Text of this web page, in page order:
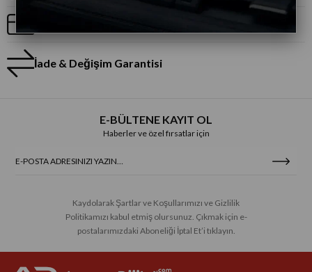
İade & Değişim Garantisi
E-BÜLTENE KAYIT OL
Haberler ve özel fırsatlar için
Kaydolarak Şartlar ve Koşullarımızı ve Gizlilik
Politikamızı kabul etmiş olursunuz. Çıkmak için e-
postalarımızdaki Aboneliği İptal Et’i tıklayın.